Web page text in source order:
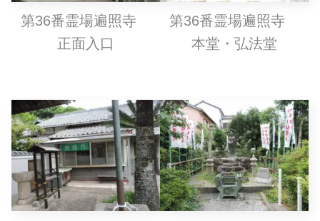
第36番霊場遍照寺
正面入口
第36番霊場遍照寺
本堂・弘法堂